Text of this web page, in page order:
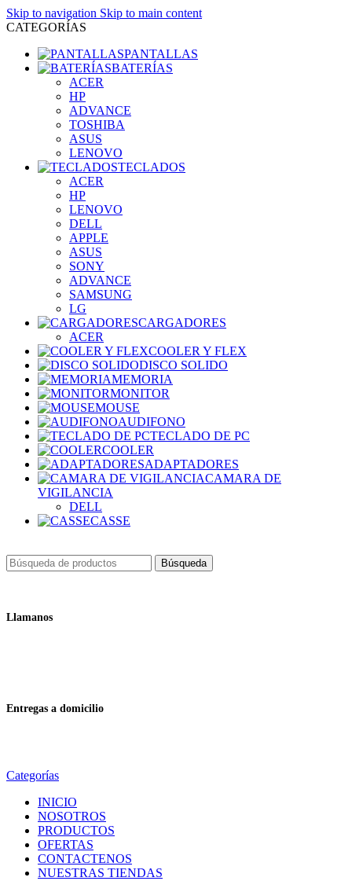
Skip to navigation Skip to main content
CATEGORÍAS
PANTALLAS
BATERÍAS
ACER
HP
ADVANCE
TOSHIBA
ASUS
LENOVO
TECLADOS
ACER
HP
LENOVO
DELL
APPLE
ASUS
SONY
ADVANCE
SAMSUNG
LG
CARGADORES
ACER
COOLER Y FLEX
DISCO SOLIDO
MEMORIA
MONITOR
MOUSE
AUDIFONO
TECLADO DE PC
COOLER
ADAPTADORES
CAMARA DE
VIGILANCIA
DELL
CASSE
Búsqueda
Llamanos
Entregas a domicilio
Categorías
INICIO
NOSOTROS
PRODUCTOS
OFERTAS
CONTACTENOS
NUESTRAS TIENDAS